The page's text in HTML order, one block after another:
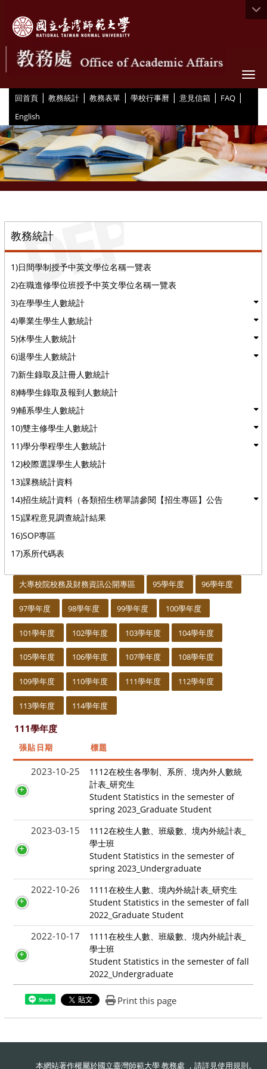
回首頁 | 教務統計 | 教務表單 | 學校行事曆 | 意見信箱 | FAQ |
English
教務統計
1)日間學制授予中英文學位名稱一覽表
2)在職進修學位班授予中英文學位名稱一覽表
3)在學學生人數統計
4)畢業生學生人數統計
5)休學生人數統計
6)退學生人數統計
7)新生錄取及註冊人數統計
8)轉學生錄取及報到人數統計
9)輔系學生人數統計
10)雙主修學生人數統計
11)學分學程學生人數統計
12)校際選課學生人數統計
13)課務統計資料
14)招生統計資料（各類招生榜單請參閱【招生專區】公告
15)課程意見調查統計結果
16)SOP專區
17)系所代碼表
大專校院校務及財務資訊公開專區 95學年度 96學年度
97學年度 98學年度 99學年度 100學年度
101學年度 102學年度 103學年度 104學年度
105學年度 106學年度 107學年度 108學年度
109學年度 110學年度 111學年度 112學年度
113學年度 114學年度
111學年度
張貼日期 標題
2023-10-25
1112在校生各學制、系所、境內外人數統
計表_研究生
Student Statistics in the semester of
spring 2023_Graduate Student
2023-03-15
1112在校生人數、班級數、境內外統計表_
學士班
Student Statistics in the semester of
spring 2023_Undergraduate
2022-10-26
1111在校生人數、境內外統計表_研究生
Student Statistics in the semester of fall
2022_Graduate Student
2022-10-17
1111在校生人數、班級數、境內外統計表_
學士班
Student Statistics in the semester of fall
2022_Undergraduate
Share Print this page
本網站著作權屬於國立臺灣師範大學 教務處 ，請詳見使用規則。